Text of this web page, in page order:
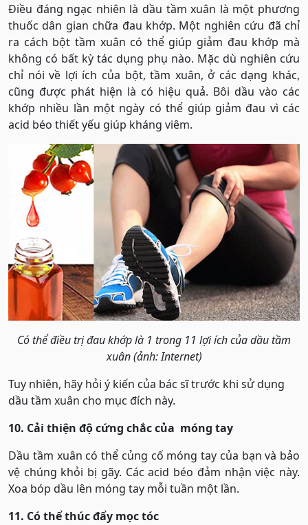
Điều đáng ngạc nhiên là dầu tầm xuân là một phương
thuốc dân gian chữa đau khớp. Một nghiên cứu đã chỉ
ra cách bột tầm xuân có thể giúp giảm đau khớp mà
không có bất kỳ tác dụng phụ nào. Mặc dù nghiên cứu
chỉ nói về lợi ích của bột, tầm xuân, ở các dạng khác,
cũng được phát hiện là có hiệu quả. Bôi dầu vào các
khớp nhiều lần một ngày có thể giúp giảm đau vì các
acid béo thiết yếu giúp kháng viêm.
Có thể điều trị đau khớp là 1 trong 11 lợi ích của dầu tầm
xuân (ảnh: Internet)
Tuy nhiên, hãy hỏi ý kiến của ​​bác sĩ trước khi sử dụng
dầu tầm xuân cho mục đích này.
10. Cải thiện độ cứng chắc của móng tay
Dầu tầm xuân có thể củng cố móng tay của bạn và bảo
vệ chúng khỏi bị gãy. Các acid béo đảm nhận việc này.
Xoa bóp dầu lên móng tay mỗi tuần một lần.
11. Có thể thúc đẩy mọc tóc